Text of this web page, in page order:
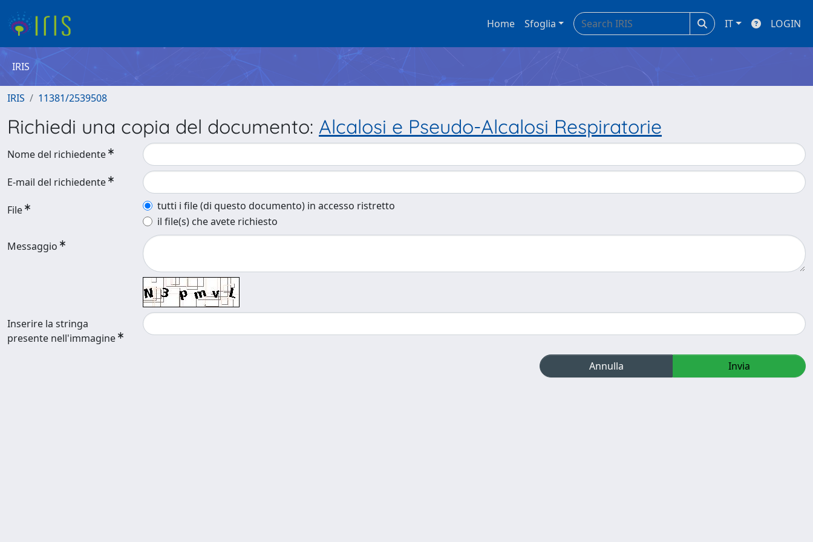
Home Sfoglia IT LOGIN
IRIS
IRIS 11381/2539508
Richiedi una copia del documento: Alcalosi e Pseudo-Alcalosi Respiratorie
Nome del richiedente
E-mail del richiedente
File
tutti i file (di questo documento) in accesso ristretto
il file(s) che avete richiesto
Messaggio
Inserire la stringa
presente nell'immagine
Annulla Invia